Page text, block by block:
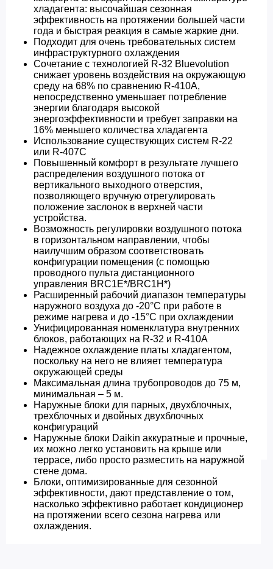
хладагента: высочайшая сезонная
эффективность на протяжении большей части
года и быстрая реакция в самые жаркие дни.
Подходит для очень требовательных систем
инфраструктурного охлаждения
Сочетание с технологией R-32 Bluevolution
снижает уровень воздействия на окружающую
среду на 68% по сравнению R-410A,
непосредственно уменьшает потребление
энергии благодаря высокой
энергоэффективности и требует заправки на
16% меньшего количества хладагента
Использование существующих систем R-22
или R-407C
Повышенный комфорт в результате лучшего
распределения воздушного потока от
вертикального выходного отверстия,
позволяющего вручную отрегулировать
положение заслонок в верхней части
устройства.
Возможность регулировки воздушного потока
в горизонтальном направлении, чтобы
наилучшим образом соответствовать
конфигурации помещения (с помощью
проводного пульта дистанционного
управления BRC1E*/BRC1H*)
Расширенный рабочий диапазон температуры
наружного воздуха до -20°C при работе в
режиме нагрева и до -15°С при охлаждении
Унифицированная номенклатура внутренних
блоков, работающих на R-32 и R-410A
Надежное охлаждение платы хладагентом,
поскольку на него не влияет температура
окружающей среды
Максимальная длина трубопроводов до 75 м,
минимальная – 5 м.
Наружные блоки для парных, двухблочных,
трехблочных и двойных двухблочных
конфигураций
Наружные блоки Daikin аккуратные и прочные,
их можно легко установить на крыше или
террасе, либо просто разместить на наружной
стене дома.
Блоки, оптимизированные для сезонной
эффективности, дают представление о том,
насколько эффективно работает кондиционер
на протяжении всего сезона нагрева или
охлаждения.